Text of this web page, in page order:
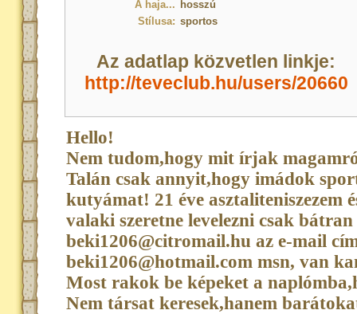
A haja... hosszú
Stílusa: sportos
Az adatlap közvetlen linkje:
http://teveclub.hu/users/20660
Hello!
Nem tudom,hogy mit írjak
Talán csak annyit,hogy imádok
kutyámat! 21 éve asztaliteniszezem
valaki szeretne levelezni csak
beki1206@citromail.hu az e-mail
beki1206@hotmail.com msn, van
Most rakok be képeket a
Nem társat keresek,hanem